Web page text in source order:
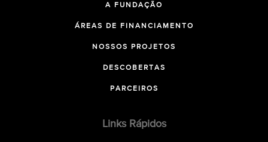
A FUNDAÇÃO
ÁREAS DE FINANCIAMENTO
NOSSOS PROJETOS
DESCOBERTAS
PARCEIROS
Links Rápidos